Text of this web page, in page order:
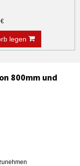
legen
800mm und